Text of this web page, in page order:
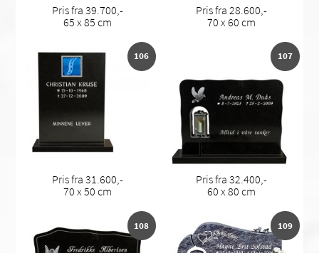
Pris fra 39.700,-
65 x 85 cm
Pris fra 28.600,-
70 x 60 cm
106
Pris fra 31.600,-
70 x 50 cm
107
Pris fra 32.400,-
60 x 80 cm
108 109